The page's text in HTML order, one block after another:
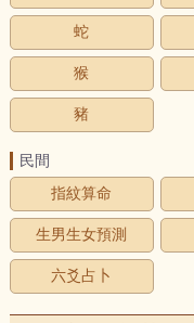
蛇
猴
豬
民間
指紋算命
生男生女預測
六爻占卜